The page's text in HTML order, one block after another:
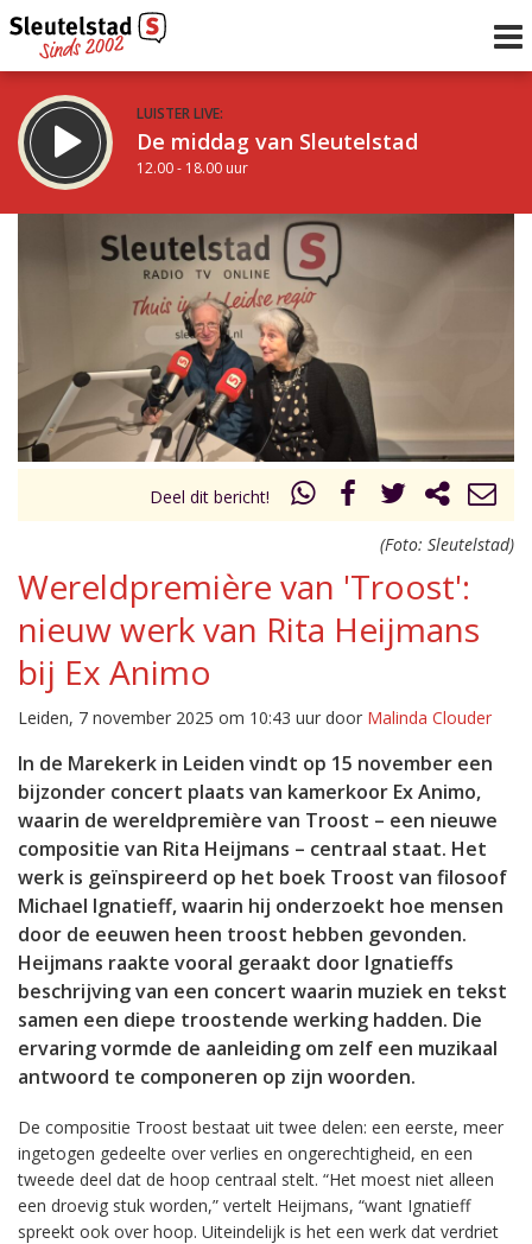
LUISTER LIVE:
De middag van Sleutelstad
12.00 - 18.00 uur
De avond van Sleutelstad
uur 1 van 0
Deel dit bericht!
(Foto: Sleutelstad)
Wereldpremière van 'Troost':
nieuw werk van Rita Heijmans
bij Ex Animo
Leiden, 7 november 2025 om 10:43 uur door Malinda Clouder
In de Marekerk in Leiden vindt op 15 november een
bijzonder concert plaats van kamerkoor Ex Animo,
waarin de wereldpremière van Troost – een nieuwe
compositie van Rita Heijmans – centraal staat. Het
werk is geïnspireerd op het boek Troost van filosoof
Michael Ignatieff, waarin hij onderzoekt hoe mensen
door de eeuwen heen troost hebben gevonden.
Heijmans raakte vooral geraakt door Ignatieffs
beschrijving van een concert waarin muziek en tekst
samen een diepe troostende werking hadden. Die
ervaring vormde de aanleiding om zelf een muzikaal
antwoord te componeren op zijn woorden.
De compositie Troost bestaat uit twee delen: een eerste, meer
ingetogen gedeelte over verlies en ongerechtigheid, en een
tweede deel dat de hoop centraal stelt. “Het moest niet alleen
een droevig stuk worden,” vertelt Heijmans, “want Ignatieff
spreekt ook over hoop. Uiteindelijk is het een werk dat verdriet